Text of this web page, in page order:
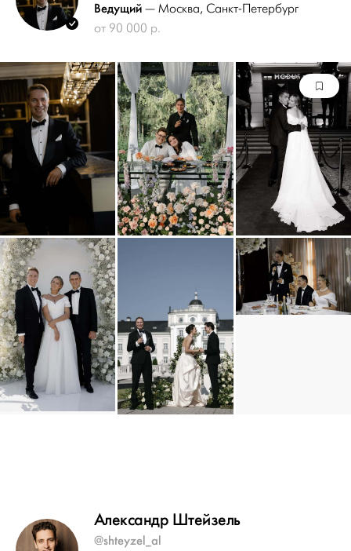
Ведущий — Москва, Санкт-Петербург
от 90 000 р.
Александр Штейзель
@shteyzel_al